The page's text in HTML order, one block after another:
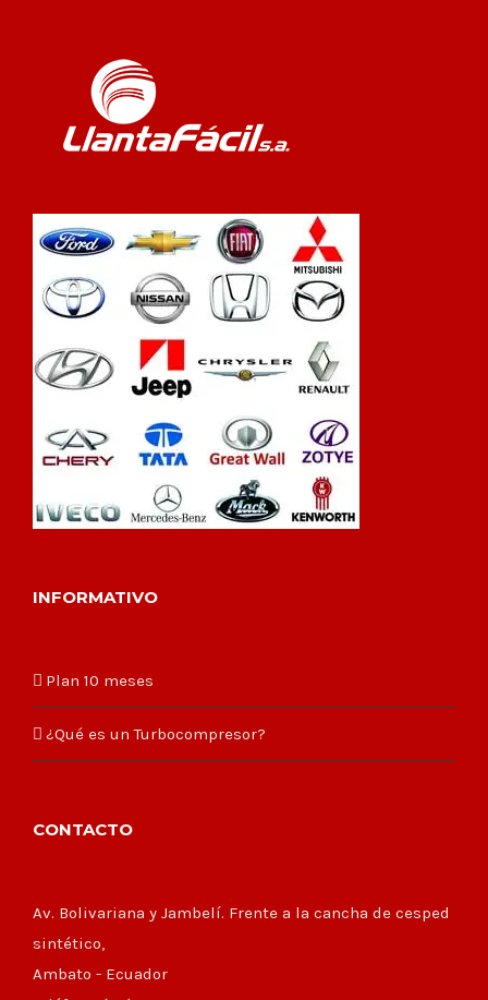
INFORMATIVO
Plan 10 meses
¿Qué es un Turbocompresor?
CONTACTO
Av. Bolivariana y Jambelí. Frente a la cancha de cesped
sintético,
Ambato - Ecuador